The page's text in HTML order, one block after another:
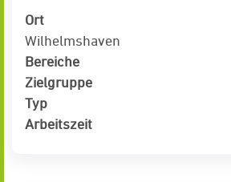
Ort
Wilhelmshaven
Bereiche
Zielgruppe
Typ
Arbeitszeit